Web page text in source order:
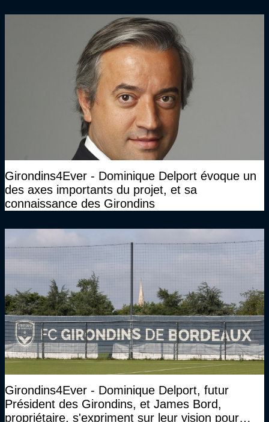
Girondins4Ever - Dominique Delport évoque un
des axes importants du projet, et sa
connaissance des Girondins
Girondins4Ever - Dominique Delport, futur
Président des Girondins, et James Bord,
propriétaire, s'expriment sur leur vision pour